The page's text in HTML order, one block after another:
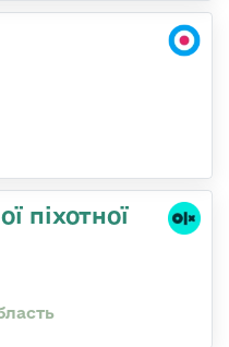
піхотної